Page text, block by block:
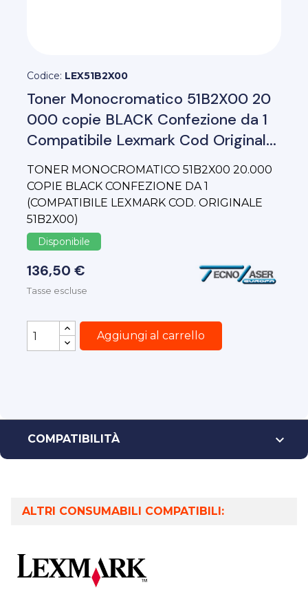
Codice: LEX51B2X00
Toner Monocromatico 51B2X00 20
000 copie BLACK Confezione da 1
Compatibile Lexmark Cod Original...
TONER MONOCROMATICO 51B2X00 20.000
COPIE BLACK CONFEZIONE DA 1
(COMPATIBILE LEXMARK COD. ORIGINALE
51B2X00)
Disponibile
136,50 €
Tasse escluse
Aggiungi al carrello
COMPATIBILITÀ 
ALTRI CONSUMABILI COMPATIBILI: